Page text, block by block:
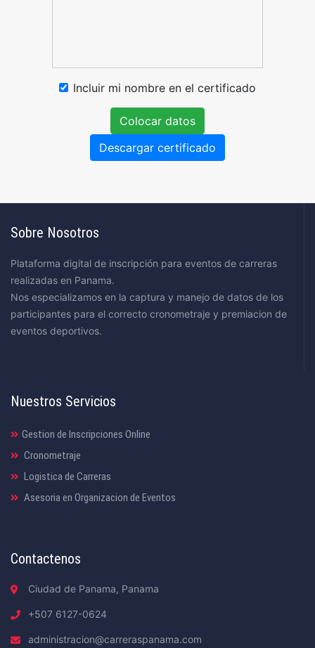
Incluir mi nombre en el certificado
Colocar datos
Descargar certificado
Sobre Nosotros
Plataforma digital de inscripción para eventos de carreras
realizadas en Panama.
Nos especializamos en la captura y manejo de datos de los
participantes para el correcto cronometraje y premiacion de
eventos deportivos.
Nuestros Servicios
Gestion de Inscripciones Online
Cronometraje
Logistica de Carreras
Asesoria en Organizacion de Eventos
Contactenos
Ciudad de Panama, Panama
+507 6127-0624
administracion@carreraspanama.com